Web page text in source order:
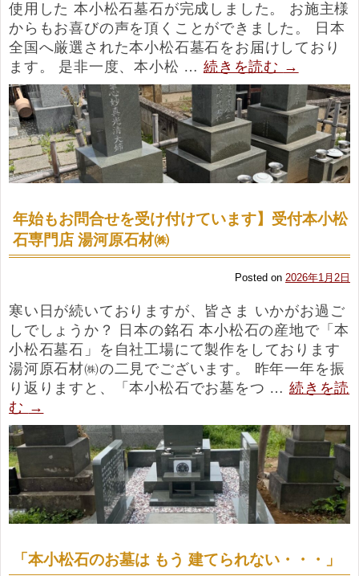
使用した 本小松石墓石が完成しました。 お施主様
からもお喜びの声を頂くことができました。 日本
全国へ厳選された本小松石墓石をお届けしており
ます。 是非一度、本小松 … 続きを読む →
年始もお問合せを受け付けています】受付本小松
石専門店 湯河原石材㈱
Posted on 2026年1月2日
寒い日が続いておりますが、皆さま いかがお過ご
しでしょうか？ 日本の銘石 本小松石の産地で「本
小松石墓石」を自社工場にて製作をしております
湯河原石材㈱の二見でございます。 昨年一年を振
り返りますと、「本小松石でお墓をつ … 続きを読
む →
「本小松石のお墓は もう 建てられない・・・」